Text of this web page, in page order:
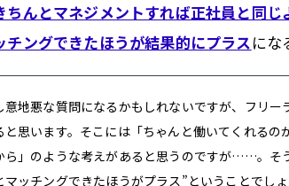
ちんとマネジメントすれば正社員と同
チングできたほうが結果的にプラスにな
意地悪な質問になるかもしれないですが、フリ
と思います。そこには「ちゃんと働いてくれる
ら」のような考えがあると思うのですが……。そ
マッチングできたほうがプラス”ということでし